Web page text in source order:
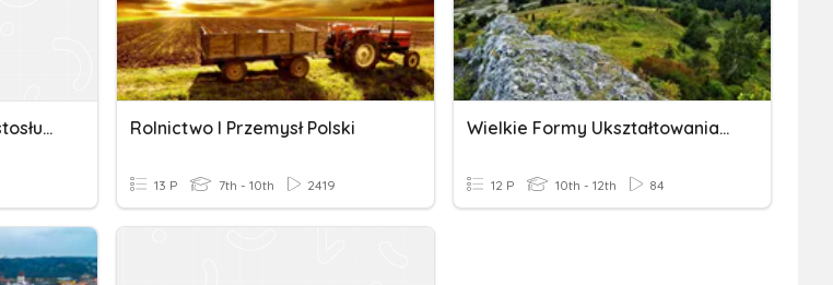
Pole Powierzchni Graniastosłupów Rolnictwo I Przemysł Polski
13 P 7th - 10th 2419
Wielkie Formy Ukształtowania Terenu
12 P 10th - 12th 84